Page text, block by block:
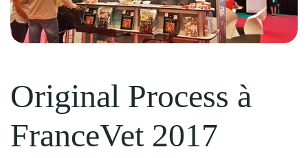
Original Process à
FranceVet 2017